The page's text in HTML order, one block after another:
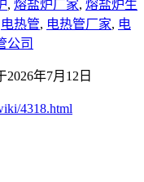
, 熔盐炉厂家, 熔盐炉生
电热管, 电热管厂家, 电
公司
2026年7月12日
4318.html